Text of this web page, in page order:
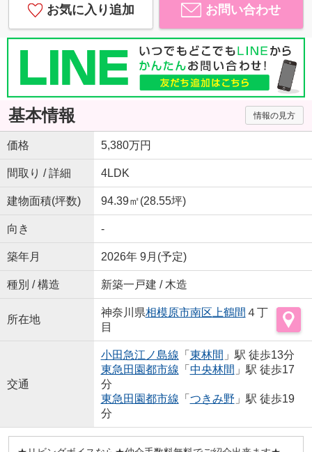
お気に入り追加 お問い合わせ
基本情報 情報の見方
価格 5,380万円
間取り / 詳細 4LDK
建物面積(坪数) 94.39㎡(28.55坪)
向き -
築年月 2026年 9月(予定)
種別 / 構造 新築一戸建 / 木造
所在地
神奈川県相模原市南区 上鶴間 ４丁
目
交通
小田急江ノ島線 「 東林間 」駅 徒歩13分
東急田園都市線 「 中央林間 」駅 徒歩17
分
東急田園都市線 「 つきみ野 」駅 徒歩19
分